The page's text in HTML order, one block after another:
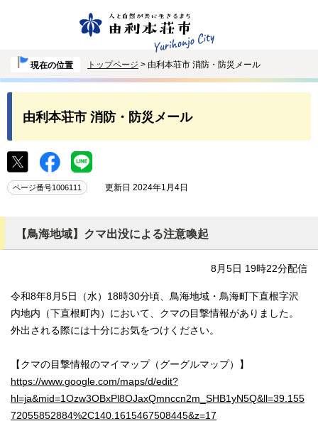
現在の位置 トップページ > 由利本荘市 消防・防災メール
由利本荘市 消防・防災メール
ページ番号1006111 更新日 2024年1月4日
【鳥海地域】クマ出没による注意喚起
8月5日 19時22分配信
令和8年8月5日（水）18時30分頃、鳥海地域・鳥海町下直根字沢
内地内（下直根町内）において、クマの目撃情報がありました。
外出される際には十分にお気をつけください。
【クマの目撃情報のマイマップ（グーグルマップ）】
https://www.google.com/maps/d/edit?
hl=ja&mid=1Ozw3OBxPl8OJaxQmnccn2m_SHB1yN5Q&ll=39.155
72055852884%2C140.1615467508445&z=17